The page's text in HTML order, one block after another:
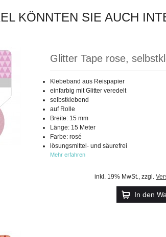
KÖNNTEN SIE AUCH
Glitter Tape rose,
Klebeband aus Reispapier
einfarbig mit Glitter veredelt
selbstklebend
auf Rolle
Breite: 15 mm
Länge: 15 Meter
Farbe: rosé
lösungsmittel- und säurefrei
Mehr erfahren
inkl. 19% MwSt., zzgl.
In den